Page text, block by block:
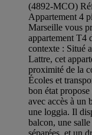
(4892-MCO)
Appartement 4
Marseille vous
appartement T4
contexte : Situé
Lattre, cet
proximité de la
Écoles et
bon état
avec accès à un
une loggia. Il
balcon, une
séparées, et un